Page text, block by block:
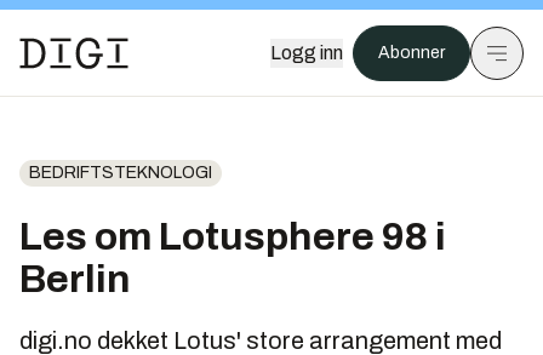
Logg inn Abonner
BEDRIFTSTEKNOLOGI
Les om Lotusphere 98 i
Berlin
digi.no dekket Lotus' store arrangement med